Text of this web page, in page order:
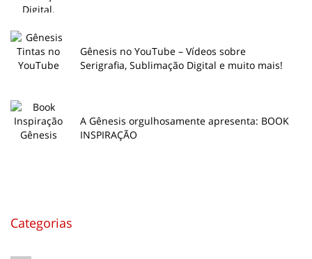
Gênesis no YouTube – Vídeos sobre
Serigrafia, Sublimação Digital e muito mais!
A Gênesis orgulhosamente apresenta: BOOK
INSPIRAÇÃO
Categorias